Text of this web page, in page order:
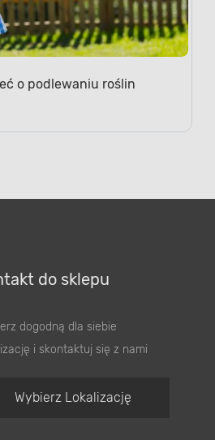
o podlewaniu roślin
do sklepu
dogodną dla siebie
i skontaktuj się z nami
Wybierz Lokalizację